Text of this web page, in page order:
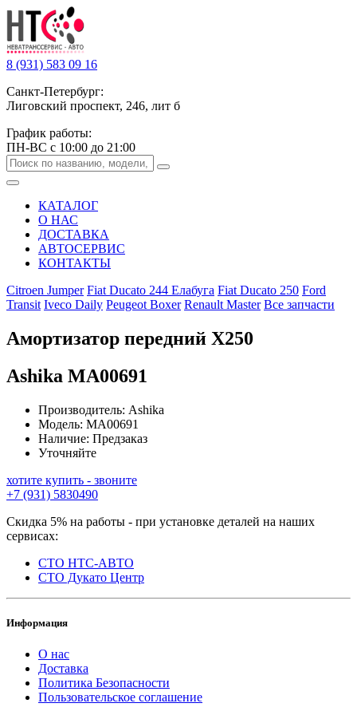
8 (931) 583 09 16
Санкт-Петербург:
Лиговский проспект, 246, лит б
График работы:
ПН-ВС с 10:00 до 21:00
КАТАЛОГ
О НАС
ДОСТАВКА
АВТОСЕРВИС
КОНТАКТЫ
Citroen Jumper Fiat Ducato 244 Елабуга Fiat Ducato 250 Ford
Transit Iveco Daily Peugeot Boxer Renault Master Все запчасти
Амортизатор передний X250
Ashika MA00691
Производитель: Ashika
Модель: MA00691
Наличие: Предзаказ
Уточняйте
хотите купить - звоните
+7 (931) 5830490
Скидка 5% на работы - при установке деталей на наших
сервисах:
СТО НТС-АВТО
СТО Дукато Центр
Информация
О нас
Доставка
Политика Безопасности
Пользовательское соглашение